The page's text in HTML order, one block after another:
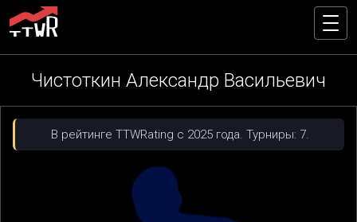
Чистоткин Александр Васильевич
В рейтинге TTWRating с 2025 года. Турниры: 7.